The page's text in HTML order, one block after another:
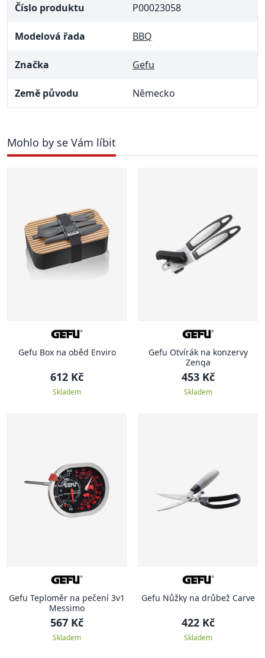
Číslo produktu P00023058
Modelová řada BBQ
Značka Gefu
Země původu Německo
Mohlo by se Vám líbit
Gefu Box na oběd Enviro
612 Kč
Skladem
Gefu Otvírák na konzervy
Zenga
453 Kč
Skladem
Gefu Teploměr na pečení 3v1
Messimo
567 Kč
Skladem
Gefu Nůžky na drůbež Carve
422 Kč
Skladem